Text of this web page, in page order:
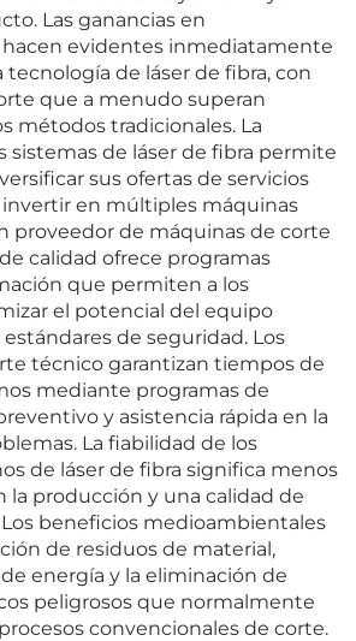
Las ganancias en
evidentes inmediatamente
de láser de fibra, con
que a menudo superan
métodos tradicionales. La
sistemas de láser de fibra permite
sus ofertas de servicios
en múltiples máquinas
proveedor de máquinas de corte
calidad ofrece programas
que permiten a los
el potencial del equipo
de seguridad. Los
técnico garantizan tiempos de
mediante programas de
y asistencia rápida en la
La fiabilidad de los
de láser de fibra significa menos
la producción y una calidad de
beneficios medioambientales
de residuos de material,
energía y la eliminación de
peligrosos que normalmente
convencionales de corte.